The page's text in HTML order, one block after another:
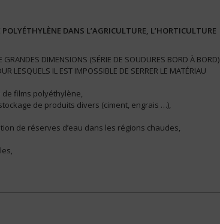
DANS L’AGRICULTURE, L’HORTICULTURE
DIMENSIONS (SÉRIE DE SOUDURES BORD À BORD)
LESQUELS IL EST IMPOSSIBLE DE SERRER LE MATÉRIAU
films polyéthylène,
de produits divers (ciment, engrais …),
de réserves d’eau dans les régions chaudes,